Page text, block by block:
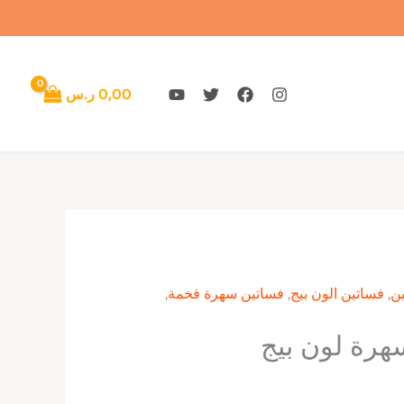
0,00 ر.س
, فساتين الون بيج, فساتين سهرة فخمة,
لون بيج